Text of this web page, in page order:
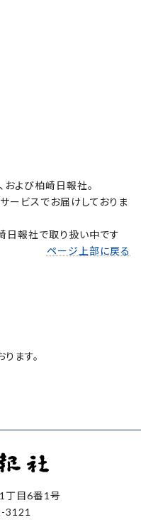
および柏崎日報社。
ビスでお届けしておりま
日報社で取り扱い中です
ページ上部に戻る
ます。
丁目6番1号
3121